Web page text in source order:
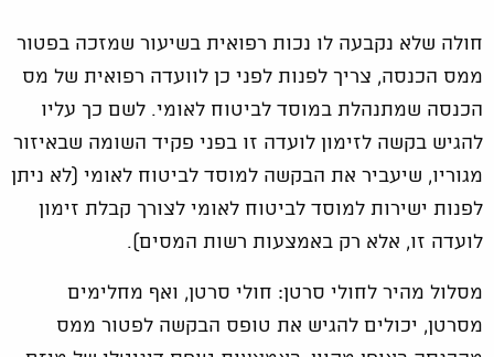
חולה שלא נקבעה לו נכות רפואית בשיעור שמזכה בפטור
ממס הכנסה, צריך לפנות לפני כן לוועדה רפואית של מס
הכנסה שמתנהלת במוסד לביטוח לאומי. לשם כך עליו
להגיש בקשה לזימון לועדה זו בפני פקיד השומה שבאיזור
מגוריו, שיעביר את הבקשה למוסד לביטוח לאומי (לא ניתן
לפנות ישירות למוסד לביטוח לאומי לצורך קבלת זימון
לועדה זו, אלא רק באמצעות רשות המסים).
מסלול מהיר לחולי סרטן: חולי סרטן, ואף מחלימים
מסרטן, יכולים להגיש את טופס הבקשה לפטור ממס